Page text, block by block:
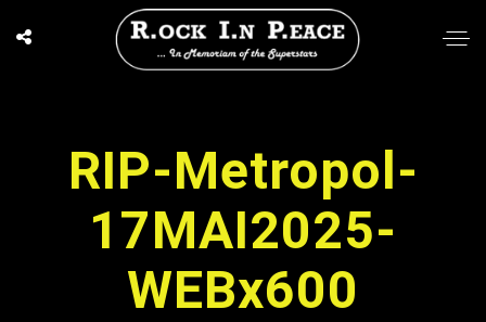
RIP-Metropol-
17MAI2025-
WEBx600